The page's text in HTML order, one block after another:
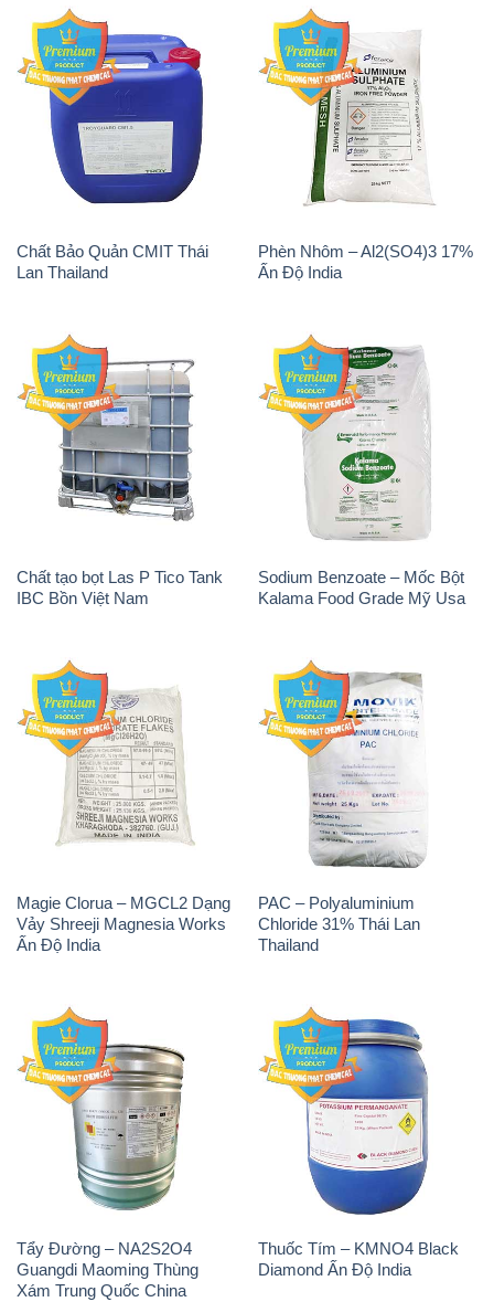
Chất Bảo Quản CMIT Thái
Lan Thailand
Phèn Nhôm – Al2(SO4)3 17%
Ấn Độ India
Chất tạo bọt Las P Tico Tank
IBC Bồn Việt Nam
Sodium Benzoate – Mốc Bột
Kalama Food Grade Mỹ Usa
Magie Clorua – MGCL2 Dạng
Vảy Shreeji Magnesia Works
Ấn Độ India
PAC – Polyaluminium
Chloride 31% Thái Lan
Thailand
Tẩy Đường – NA2S2O4
Guangdi Maoming Thùng
Xám Trung Quốc China
Thuốc Tím – KMNO4 Black
Diamond Ấn Độ India